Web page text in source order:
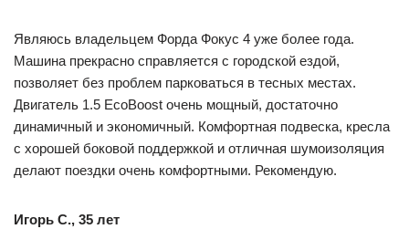
Являюсь владельцем Форда Фокус 4 уже более года.
Машина прекрасно справляется с городской ездой,
позволяет без проблем парковаться в тесных местах.
Двигатель 1.5 EcoBoost очень мощный, достаточно
динамичный и экономичный. Комфортная подвеска, кресла
с хорошей боковой поддержкой и отличная шумоизоляция
делают поездки очень комфортными. Рекомендую.
Игорь С., 35 лет